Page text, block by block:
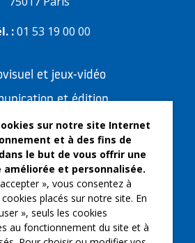
:01 53 19 00 00
et jeux-vidéo
et édition
et artistes-auteurs
et spectacles
sommes-nous ?
Emargence
C’moi le chef
sur notre site Internet
et à des fins de
le but de vous offrir une
et personnalisée.
», vous consentez à
placés sur notre site. En
», seuls les cookies
au fonctionnement du site et à